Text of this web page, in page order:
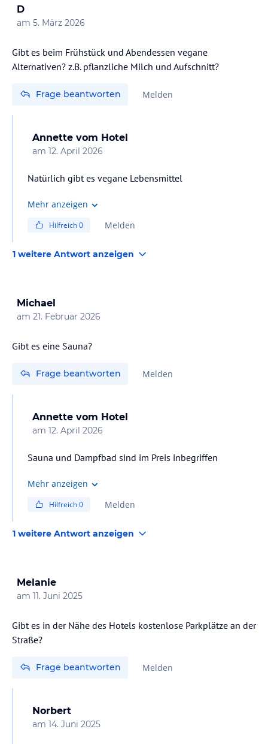
D
am 5. März 2026
Gibt es beim Frühstück und Abendessen vegane
Alternativen? z.B. pflanzliche Milch und Aufschnitt?
Frage beantworten Melden
Annette vom Hotel
am 12. April 2026
Natürlich gibt es vegane Lebensmittel
Mehr anzeigen
Hilfreich0 Melden
1 weitere Antwort anzeigen
Michael
am 21. Februar 2026
Frage beantworten Melden
Annette vom Hotel
am 12. April 2026
Sauna und Dampfbad sind im Preis inbegriffen
Mehr anzeigen
Hilfreich0 Melden
1 weitere Antwort anzeigen
Melanie
am 11. Juni 2025
Gibt es in der Nähe des Hotels kostenlose Parkplätze an der
Straße?
Frage beantworten Melden
Norbert
am 14. Juni 2025